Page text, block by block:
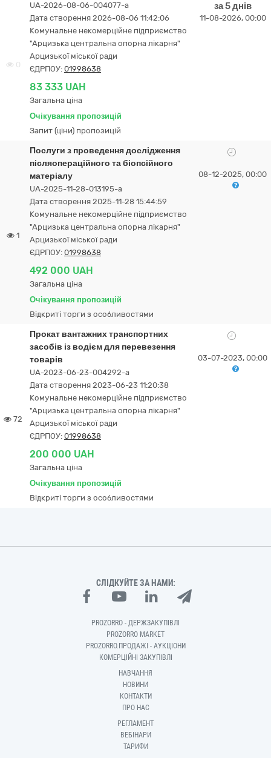
0
UA-2026-08-06-004077-a
Дата створення 2026-08-06 11:42:06
Комунальне некомерційне підприємство
"Арцизька центральна опорна лікарня"
Арцизької міської ради
ЄДРПОУ: 01998638
83 333 UAH
Загальна ціна
Очікування пропозицій
Запит (ціни) пропозицій
за 5 днів
11-08-2026, 00:00
1
Послуги з проведення дослідження
післяопераційного та біопсійного
матеріалу
UA-2025-11-28-013195-a
Дата створення 2025-11-28 15:44:59
Комунальне некомерційне підприємство
"Арцизька центральна опорна лікарня"
Арцизької міської ради
ЄДРПОУ: 01998638
492 000 UAH
Загальна ціна
Очікування пропозицій
Відкриті торги з особливостями
08-12-2025, 00:00
72
Прокат вантажних транспортних
засобів із водієм для перевезення
товарів
UA-2023-06-23-004292-a
Дата створення 2023-06-23 11:20:38
Комунальне некомерційне підприємство
"Арцизька центральна опорна лікарня"
Арцизької міської ради
ЄДРПОУ: 01998638
200 000 UAH
Загальна ціна
Очікування пропозицій
Відкриті торги з особливостями
03-07-2023, 00:00
СЛІДКУЙТЕ ЗА НАМИ:
PROZORRO - ДЕРЖЗАКУПІВЛІ
PROZORRO MARKET
PROZORRO.ПРОДАЖІ - АУКЦІОНИ
КОМЕРЦІЙНІ ЗАКУПІВЛІ
НАВЧАННЯ
НОВИНИ
КОНТАКТИ
ПРО НАС
РЕГЛАМЕНТ
ВЕБІНАРИ
ТАРИФИ